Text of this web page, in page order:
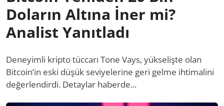
Doların Altına İner mi?
Analist Yanıtladı
Deneyimli kripto tüccarı Tone Vays, yükselişte olan
Bitcoin’in eski düşük seviyelerine geri gelme ihtimalini
değerlendirdi. Detaylar haberde...